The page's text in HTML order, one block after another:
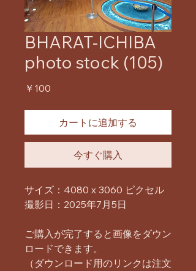
BHARAT-ICHIBA
photo stock (105)
￥100
カートに追加する
今すぐ購入
サイズ：4080 x 3060 ピクセル
撮影日：2025年7月5日
ご購入が完了すると画像をダウン
ロードできます。
（ダウンロード用のリンクは注文